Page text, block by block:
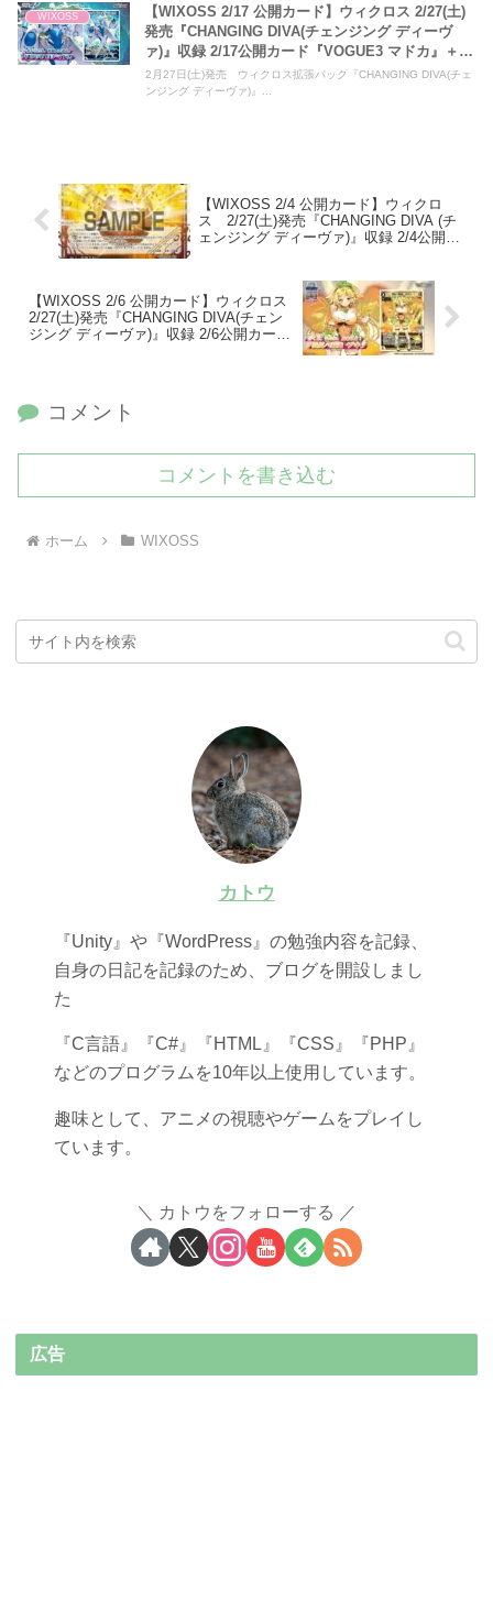
WIXOSS
【WIXOSS 2/17 公開カード】ウィクロス 2/27(土)
発売『CHANGING DIVA(チェンジング ディーヴ
ァ)』収録 2/17公開カード『VOGUE3 マドカ』＋5
種
2月27日(土)発売 ウィクロス拡張パック『CHANGING DIVA(チェ
ンジング ディーヴァ)』...
【WIXOSS 2/4 公開カード】ウィクロ
ス 2/27(土)発売『CHANGING DIVA (チ
ェンジング ディーヴァ)』収録 2/4公開カ
【WIXOSS 2/6 公開カード】ウィクロス
2/27(土)発売『CHANGING DIVA(チェン
ジング ディーヴァ)』収録 2/6公開カード
コメント
コメントを書き込む
ホーム WIXOSS
カトウ
『Unity』や『WordPress』の勉強内容を記録、
自身の日記を記録のため、ブログを開設しまし
た
『C言語』『C#』『HTML』『CSS』『PHP』
などのプログラムを10年以上使用しています。
趣味として、アニメの視聴やゲームをプレイし
ています。
カトウをフォローする
広告